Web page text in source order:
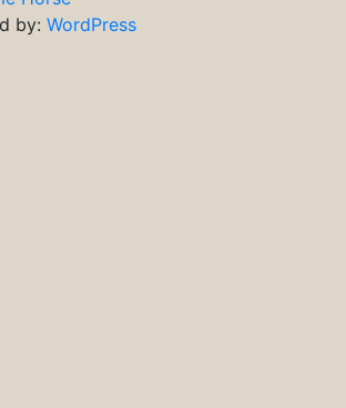
by: WordPress